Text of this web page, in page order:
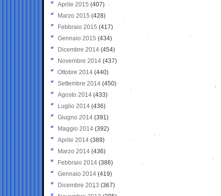
Aprile 2015 (407)
Marzo 2015 (428)
Febbraio 2015 (417)
Gennaio 2015 (434)
Dicembre 2014 (454)
Novembre 2014 (437)
Ottobre 2014 (440)
Settembre 2014 (450)
Agosto 2014 (433)
Luglio 2014 (436)
Giugno 2014 (391)
Maggio 2014 (392)
Aprile 2014 (389)
Marzo 2014 (436)
Febbraio 2014 (386)
Gennaio 2014 (419)
Dicembre 2013 (367)